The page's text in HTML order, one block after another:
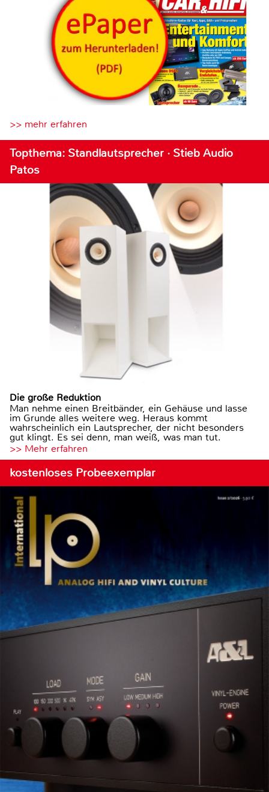
>> mehr erfahren
Topthema: Standlautsprecher · Stieb Audio
Patos
Die große Reduktion
Man nehme einen Breitbänder, ein Gehäuse und lasse
im Grunde alles weitere weg. Heraus kommt
wahrscheinlich ein Lautsprecher, der nicht besonders
gut klingt. Es sei denn, man weiß, was man tut.
>> Mehr erfahren
kostenloses Probeexemplar